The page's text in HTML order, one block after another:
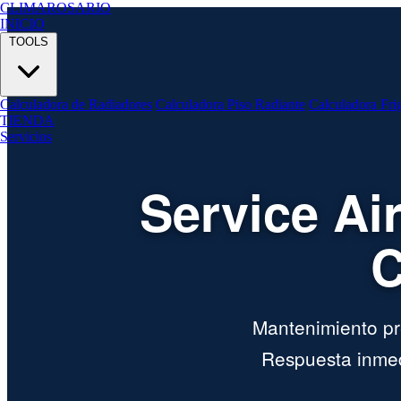
CLIMAROSARIO
INICIO
TOOLS
Calculadora de Radiadores Calculadora Piso Radiante Calculadora
TIENDA
Servicios
Service
Mantenimiento
Respuesta